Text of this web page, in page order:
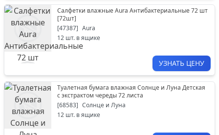
Салфетки влажные Aura Антибактериальные 72 шт
[72шт]
[47387] Aura
12 шт. в ящике
УЗНАТЬ ЦЕНУ
Туалетная бумага влажная Солнце и Луна Детская
с экстрактом череды 72 листа
[68583] Солнце и Луна
12 шт. в ящике